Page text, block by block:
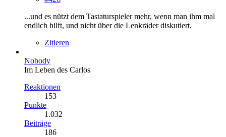
...und es nützt dem Tastaturspieler mehr, wenn man ihm mal
endlich hilft, und nicht über die Lenkräder diskutiert.
Zitieren
Nobody
Im Leben des Carlos
Reaktionen
153
Punkte
1.032
Beiträge
186